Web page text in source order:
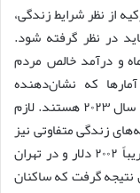
از نظر شرایط زندگی،
در نظر گرفته شود.
معادل ۲۰۵ دلار در ماه و درآمد خالص مردم
این آمارها که نشان‌دهنده
پایین‌بودن درآمد مردم در تهران است مربوط به سال ۲۰۲۳ هستند. لازم
زندگی متفاوتی نیز
هستند. میانگین هزینه زندگی در استانبول تقریباً ۲۰۰۲ دلار و در تهران
نتیجه گرفت که ساکنان